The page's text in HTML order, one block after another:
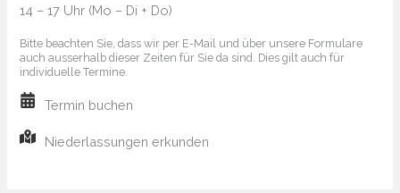
14 – 17 Uhr (Mo – Di + Do)
Bitte beachten Sie, dass wir per E-Mail und über unsere Formulare
auch ausserhalb dieser Zeiten für Sie da sind. Dies gilt auch für
individuelle Termine.
Termin buchen
Niederlassungen erkunden